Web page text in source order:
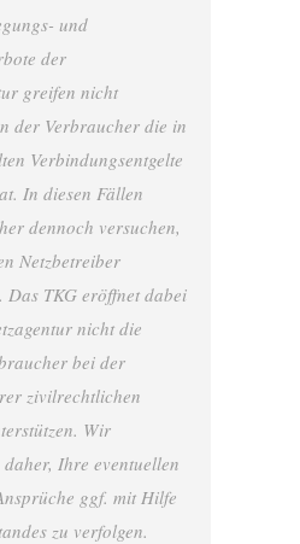
und
der
greifen nicht
der Verbraucher die in
Verbindungsentgelte
In diesen Fällen
dennoch versuchen,
Netzbetreiber
Das TKG eröffnet dabei
nicht die
bei der
zivilrechtlichen
Wir
Ihre eventuellen
ggf. mit Hilfe
zu verfolgen.